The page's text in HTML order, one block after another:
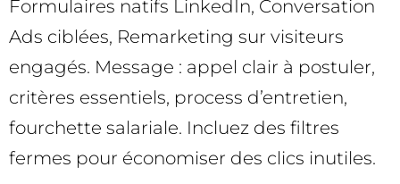
Formulaires natifs LinkedIn, Conversation
Ads ciblées, Remarketing sur visiteurs
engagés. Message : appel clair à postuler,
critères essentiels, process d’entretien,
fourchette salariale. Incluez des filtres
fermes pour économiser des clics inutiles.